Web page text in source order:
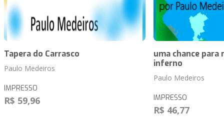
Tapera do Carrasco
Paulo Medeiros
IMPRESSO
R$ 59,96
uma chance para
inferno
Paulo Medeiros
IMPRESSO
R$ 46,77